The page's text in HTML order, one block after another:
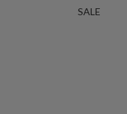
SALE